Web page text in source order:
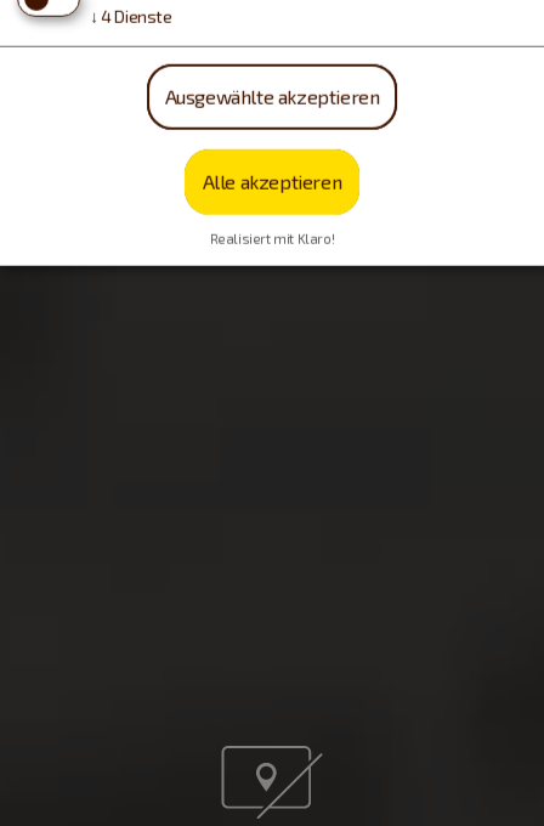
↓ 4Dienste
Ausgewählte akzeptieren
Alle akzeptieren
Realisiert mit Klaro!